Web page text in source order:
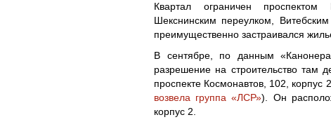
Квартал ограничен проспектом
Шекснинским переулком,
преимущественно застраивался
В сентябре, по данным
разрешение на строительство там
проспекте Космонавтов, 102,
возвела группа «ЛСР»). Он
корпус 2.